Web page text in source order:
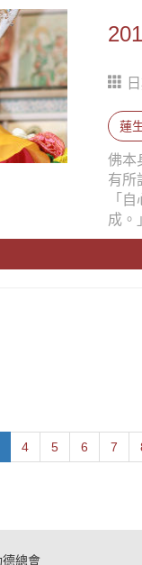
蓮
佛本
有所
「
成。
4 5 6 7
總會